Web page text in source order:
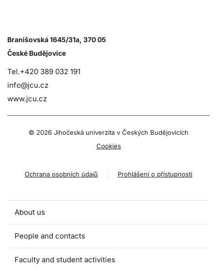
Branišovská 1645/31a, 370 05
České Budějovice
Tel.+420 389 032 191
info@jcu.cz
www.jcu.cz
© 2026 Jihočeská univerzita v Českých Budějovicích
Cookies
Ochrana osobních údajů Prohlášení o přístupnosti
About us
People and contacts
Faculty and student activities